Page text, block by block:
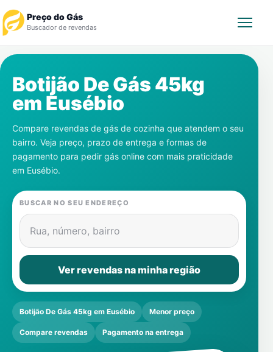
Preço do Gás
Buscador de revendas
Revendedor
Notícias
Cadastre-se
Gás
Contatos
Botijão De Gás 45kg
em Eusébio
Compare revendas de gás de cozinha que atendem o seu
bairro. Veja preço, prazo de entrega e formas de
pagamento para pedir gás online com mais praticidade
em Eusébio.
BUSCAR NO SEU ENDEREÇO
Rua, número, bairro
Ver revendas na minha região
Botijão De Gás 45kg em Eusébio Menor preço
Compare revendas Pagamento na entrega